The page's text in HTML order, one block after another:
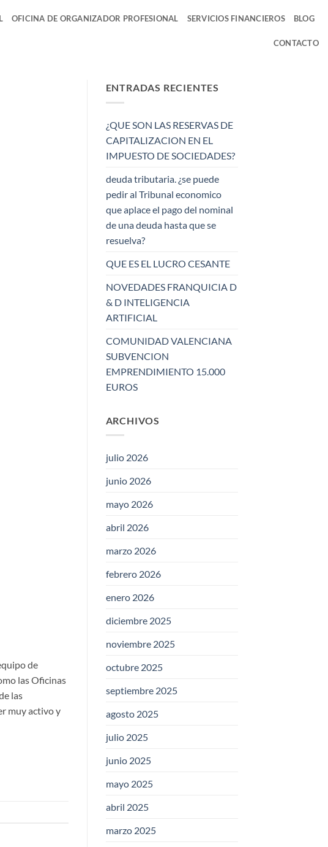
OFICINA DE ORGANIZADOR PROFESIONAL SERVICIOS FINANCIEROS BLOG
CONTACTO
de
las Oficinas
las
muy activo y
ENTRADAS RECIENTES
¿QUE SON LAS RESERVAS DE
CAPITALIZACION EN EL
IMPUESTO DE SOCIEDADES?
deuda tributaria. ¿se puede
pedir al Tribunal economico
que aplace el pago del nominal
de una deuda hasta que se
resuelva?
QUE ES EL LUCRO CESANTE
NOVEDADES FRANQUICIA D
& D INTELIGENCIA
ARTIFICIAL
COMUNIDAD VALENCIANA
SUBVENCION
EMPRENDIMIENTO 15.000
EUROS
ARCHIVOS
julio 2026
junio 2026
mayo 2026
abril 2026
marzo 2026
febrero 2026
enero 2026
diciembre 2025
noviembre 2025
octubre 2025
septiembre 2025
agosto 2025
julio 2025
junio 2025
mayo 2025
abril 2025
marzo 2025